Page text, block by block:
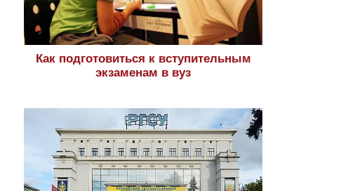
Как подготовиться к вступительным
экзаменам в вуз